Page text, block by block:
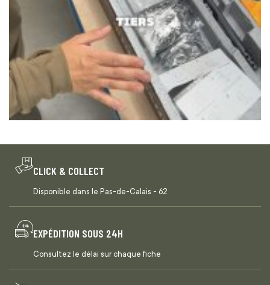
CLICK & COLLECT
Disponible dans le Pas-de-Calais - 62
EXPÉDITION SOUS 24H
Consultez le délai sur chaque fiche